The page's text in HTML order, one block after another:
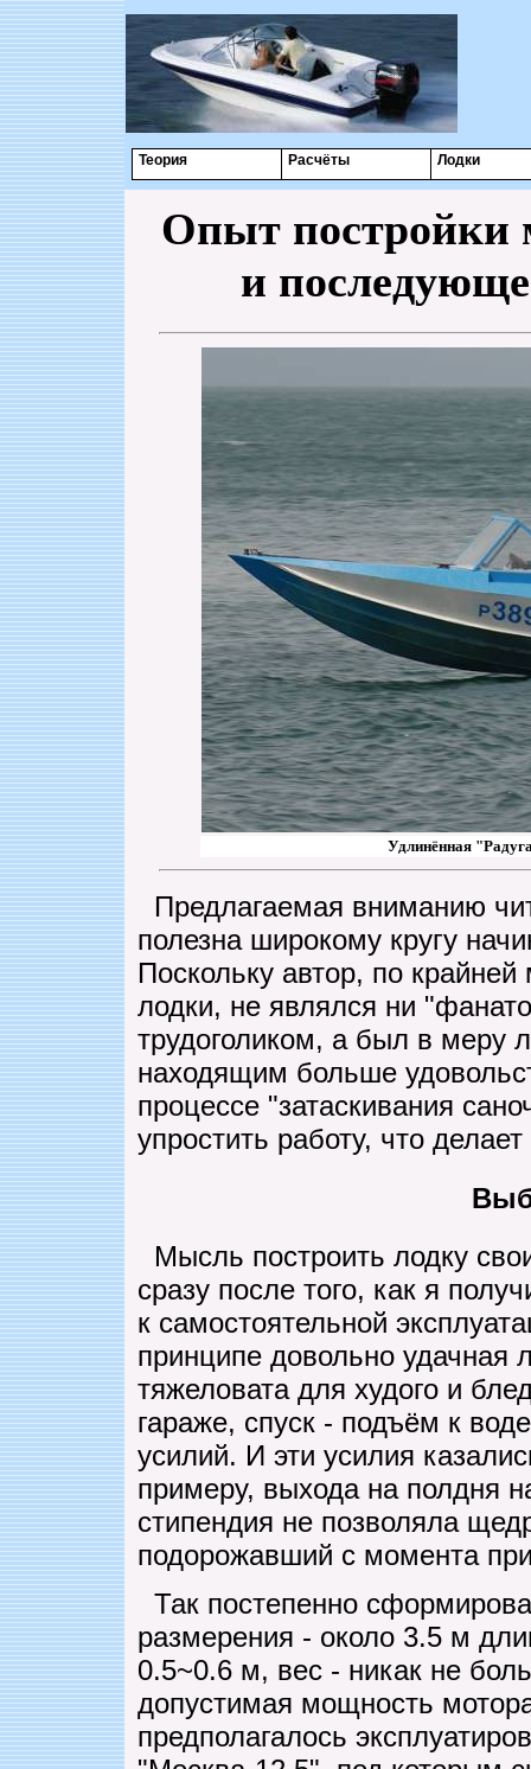
Теория Расчёты Лодки
Опыт постройки
и
Удлинённая
Предлагаемая вниманию
полезна широкому кругу
Поскольку автор, по
лодки, не являлся ни
трудоголиком, а был в
находящим больше
процессе "затаскивания
упростить работу, что
Мысль построить лодку
сразу после того, как я
к самостоятельной
принципе довольно удачная
тяжеловата для худого и
гараже, спуск - подъём к
усилий. И эти усилия
примеру, выхода на полдня
стипендия не позволяла
подорожавший с момента
Так постепенно
размерения - около 3.5 м
0.5~0.6 м, вес - никак не
допустимая мощность
предполагалось